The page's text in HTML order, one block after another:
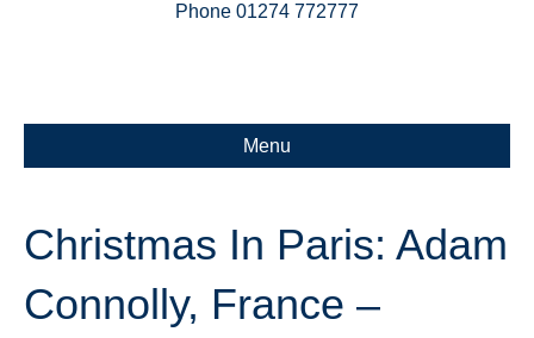
Phone 01274 772777
Menu
Christmas In Paris: Adam
Connolly, France –